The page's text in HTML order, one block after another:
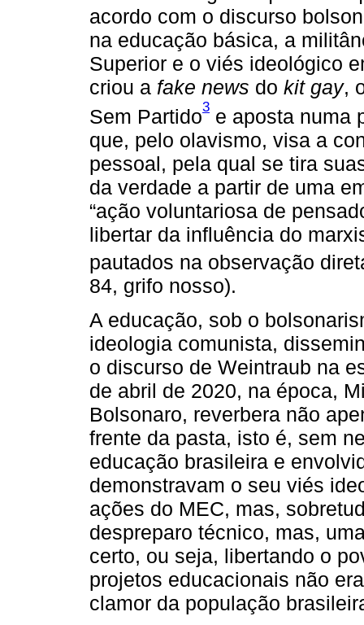
acordo com o discurso
na educação básica, a
Superior e o viés ideológico
criou a fake news do kit gay,
Sem Partido3 e aposta numa
que, pelo olavismo, visa a
pessoal, pela qual se tira
da verdade a partir de uma
“ação voluntariosa de
libertar da influência do
pautados na observação
84, grifo nosso).
A educação, sob o
ideologia comunista,
o discurso de Weintraub na
de abril de 2020, na época,
Bolsonaro, reverbera não
frente da pasta, isto é, sem
educação brasileira e
demonstravam o seu viés
ações do MEC, mas,
despreparo técnico, mas,
certo, ou seja, libertando o
projetos educacionais não
clamor da população